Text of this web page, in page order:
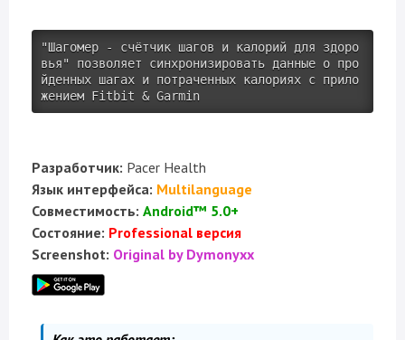
"Шагомер - счётчик шагов и калорий для здоро
вья" позволяет синхронизировать данные о про
йденных шагах и потраченных калориях с прило
жением Fitbit & Garmin
Разработчик: Pacer Health
Язык интерфейса: Multilanguage
Совместимость: Android™ 5.0+
Состояние: Professional версия
Screenshot: Original by Dymonyxx